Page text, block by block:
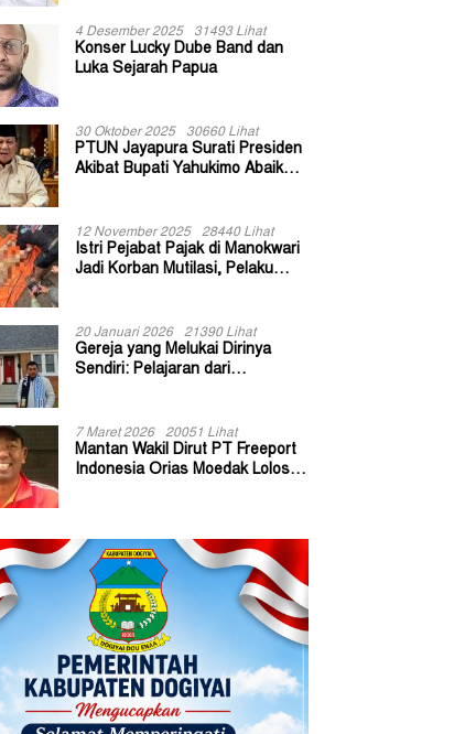
4 Desember 2025 31493 Lihat
Konser Lucky Dube Band dan
Luka Sejarah Papua
30 Oktober 2025 30660 Lihat
PTUN Jayapura Surati Presiden
Akibat Bupati Yahukimo Abaikan
12 November 2025 28440 Lihat
Istri Pejabat Pajak di Manokwari
Jadi Korban Mutilasi, Pelaku
20 Januari 2026 21390 Lihat
Gereja yang Melukai Dirinya
Sendiri: Pelajaran dari
7 Maret 2026 20051 Lihat
Mantan Wakil Dirut PT Freeport
Indonesia Orias Moedak Lolos